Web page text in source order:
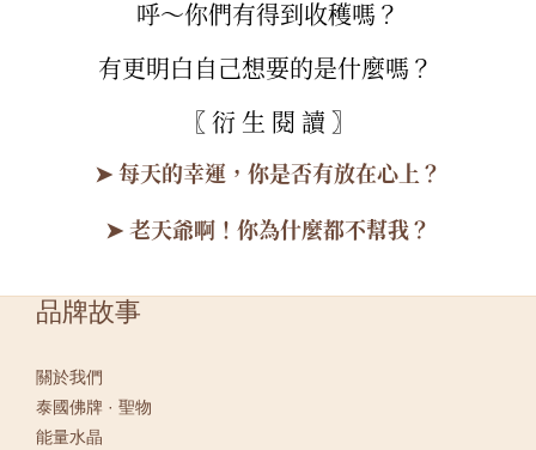
呼～你們有得到收穫嗎？
有更明白自己想要的是什麼嗎？
〖 衍 生 閱 讀 〗
➤ 每天的幸運，你是否有放在心上？
➤ 老天爺啊！你為什麼都不幫我？
品牌故事
關於我們
泰國佛牌 · 聖物
能量水晶